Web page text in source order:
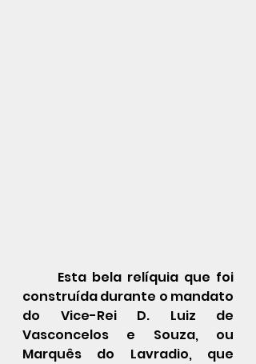
Esta bela relíquia que foi
construída durante o mandato
do Vice-Rei D. Luiz de
Vasconcelos e Souza, ou
Marquês do Lavradio, que